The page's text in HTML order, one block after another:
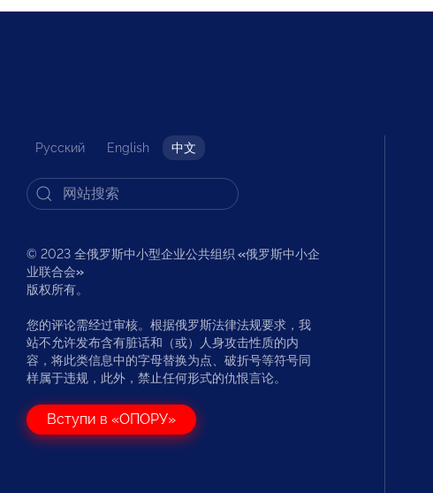
Русский English 中文
© 2023 全俄罗斯中小型企业公共组织 «俄罗斯中小企
业联合会»
版权所有。
您的评论需经过审核。根据俄罗斯法律法规要求，我
站不允许发布含有脏话和（或）人身攻击性质的内
容，将此类信息中的字母替换为点、破折号等符号同
样属于违规，此外，禁止任何形式的仇恨言论。
Вступи в «ОПОРУ»